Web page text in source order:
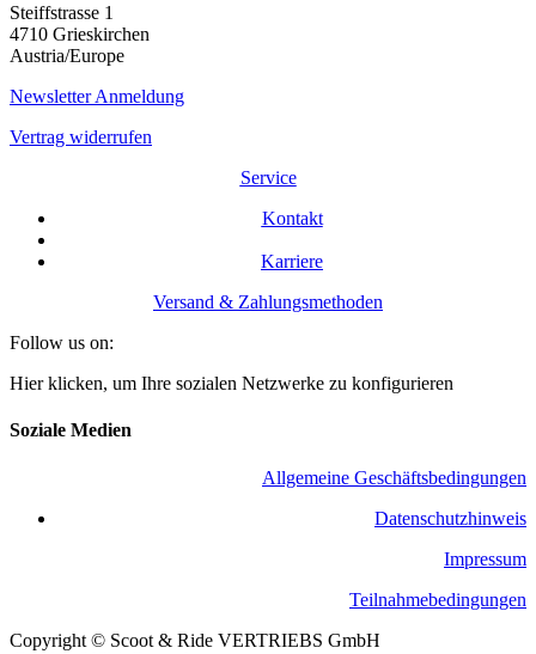
Steiffstrasse 1
4710 Grieskirchen
Austria/Europe
Newsletter Anmeldung
Vertrag widerrufen
Service
Kontakt
Karriere
Versand & Zahlungsmethoden
Follow us on:
Hier klicken, um Ihre sozialen Netzwerke zu konfigurieren
Soziale Medien
Allgemeine Geschäftsbedingungen
​Datenschutzhinweis
Impressum
Teilnahmebedingungen
Copyright © Scoot & Ride VERTRIEBS GmbH